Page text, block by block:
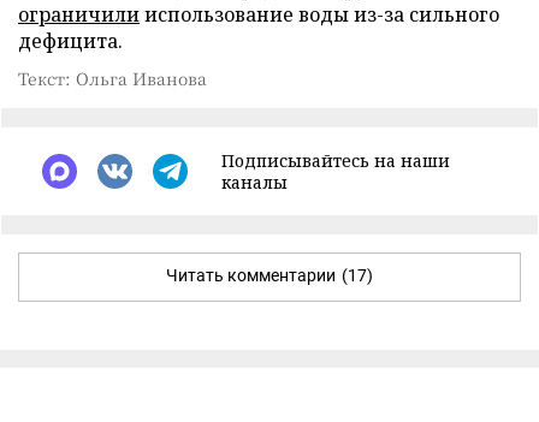
ограничилииспользование воды из-за сильного
дефицита.
Текст: Ольга Иванова
Подписывайтесь на наши
каналы
Читать комментарии (17)